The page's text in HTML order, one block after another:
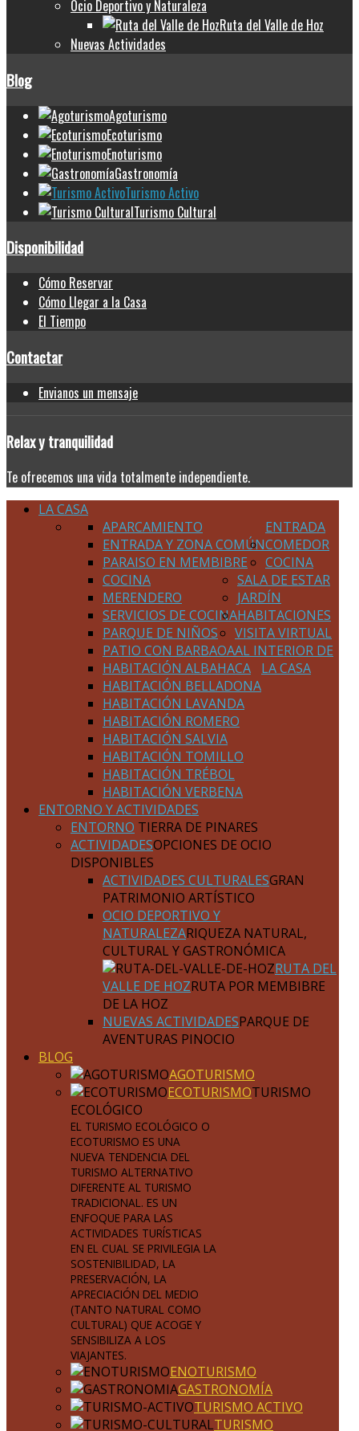
Ocio Deportivo y Naturaleza
Ruta del Valle de Hoz
Nuevas Actividades
Blog
Agoturismo
Ecoturismo
Enoturismo
Gastronomía
Turismo Activo
Turismo Cultural
Disponibilidad
Cómo Reservar
Cómo Llegar a la Casa
El Tiempo
Contactar
Envianos un mensaje
Relaxy tranquilidad
Te ofrecemos una vida totalmente independiente.
LA CASA
ENTRADA
APARCAMIENTO
ENTRADA Y ZONA COMÚN
PARAISO EN MEMBIBRE
COMEDOR
COCINA
COCINA
MERENDERO
SERVICIOS DE COCINA
SALA DE ESTAR
JARDÍN
PARQUE DE NIÑOS
PATIO CON BARBAOA
HABITACIONES
HABITACIÓN ALBAHACA
HABITACIÓN BELLADONA
HABITACIÓN LAVANDA
HABITACIÓN ROMERO
HABITACIÓN SALVIA
HABITACIÓN TOMILLO
HABITACIÓN TRÉBOL
HABITACIÓN VERBENA
VISITA VIRTUAL
AL INTERIOR DE
LA CASA
ENTORNO Y ACTIVIDADES
ENTORNO TIERRA DE PINARES
ACTIVIDADESOPCIONES DE OCIO
DISPONIBLES
ACTIVIDADES CULTURALESGRAN
PATRIMONIO ARTÍSTICO
OCIO DEPORTIVO Y
NATURALEZARIQUEZA NATURAL,
CULTURAL Y GASTRONÓMICA
RUTA DEL
VALLE DE HOZRUTA POR MEMBIBRE
DE LA HOZ
NUEVAS ACTIVIDADESPARQUE DE
AVENTURAS PINOCIO
BLOG
AGOTURISMO
ECOTURISMOTURISMO
ECOLÓGICO
EL TURISMO ECOLÓGICO O
ECOTURISMO ES UNA
NUEVA TENDENCIA DEL
TURISMO ALTERNATIVO
DIFERENTE AL TURISMO
TRADICIONAL. ES UN
ENFOQUE PARA LAS
ACTIVIDADES TURÍSTICAS
EN EL CUAL SE PRIVILEGIA LA
SOSTENIBILIDAD, LA
PRESERVACIÓN, LA
APRECIACIÓN DEL MEDIO
(TANTO NATURAL COMO
CULTURAL) QUE ACOGE Y
SENSIBILIZA A LOS
VIAJANTES.
ENOTURISMO
GASTRONOMÍA
TURISMO ACTIVO
TURISMO